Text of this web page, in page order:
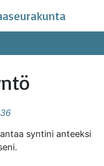
syntini anteeksi